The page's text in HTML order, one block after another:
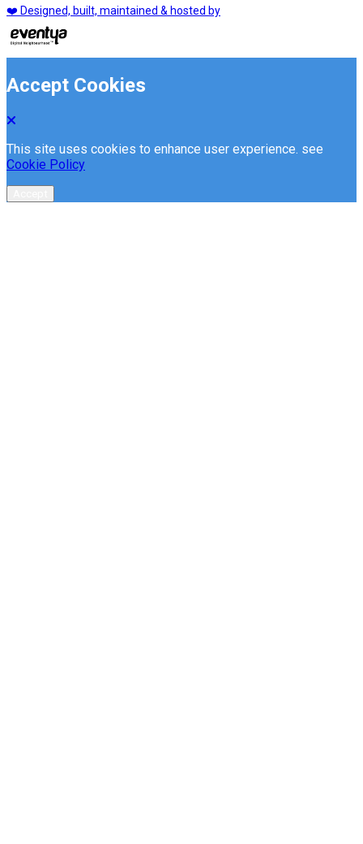
❤️ Designed, built, maintained & hosted by
Accept Cookies
This site uses cookies to enhance user experience. see
Cookie Policy